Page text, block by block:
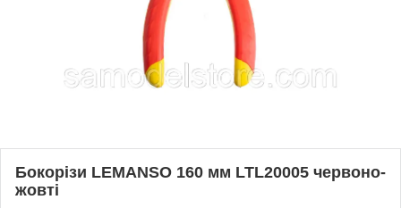
Бокорізи LEMANSO 160 мм LTL20005 червоно-
жовті